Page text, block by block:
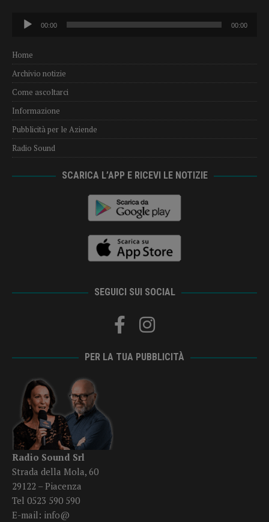
Audio
Player
00:00 00:00
Home
Archivio notizie
Come ascoltarci
Informazione
Pubblicità per le Aziende
Radio Sound
SCARICA L’APP E RICEVI LE NOTIZIE
SEGUICI SUI SOCIAL
PER LA TUA PUBBLICITÀ
Radio Sound Srl
Strada della Mola, 60
29122 – Piacenza
Tel 0523 590 590
E-mail: info@